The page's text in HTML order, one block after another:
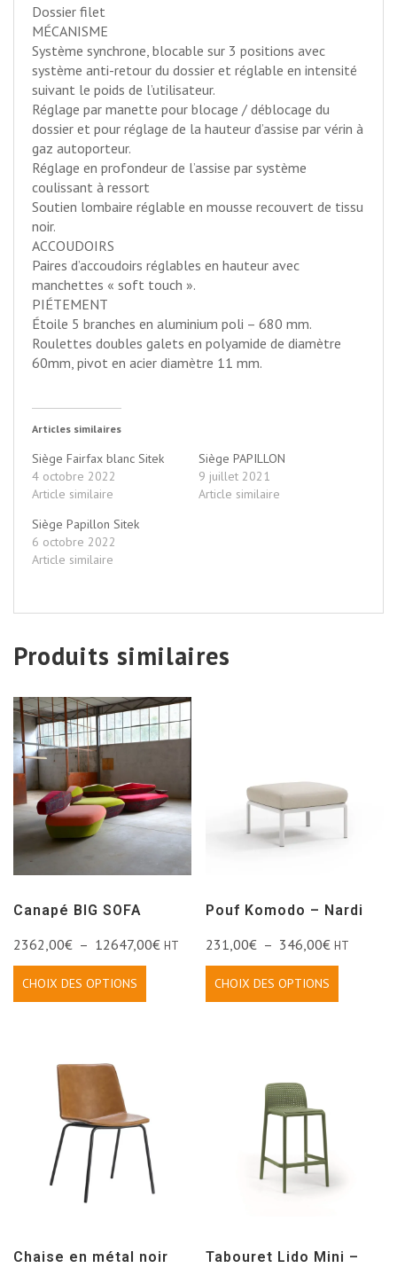
Dossier filet
MÉCANISME
Système synchrone, blocable sur 3 positions avec
système anti-retour du dossier et réglable en intensité
suivant le poids de l’utilisateur.
Réglage par manette pour blocage / déblocage du
dossier et pour réglage de la hauteur d’assise par vérin à
gaz autoporteur.
Réglage en profondeur de l’assise par système
coulissant à ressort
Soutien lombaire réglable en mousse recouvert de tissu
noir.
ACCOUDOIRS
Paires d’accoudoirs réglables en hauteur avec
manchettes « soft touch ».
PIÉTEMENT
Étoile 5 branches en aluminium poli – 680 mm.
Roulettes doubles galets en polyamide de diamètre
60mm, pivot en acier diamètre 11 mm.
Articles similaires
Siège Fairfax blanc Sitek
4 octobre 2022
Article similaire
Siège PAPILLON
9 juillet 2021
Article similaire
Siège Papillon Sitek
6 octobre 2022
Article similaire
Produits similaires
Canapé BIG SOFA
2362,00€ – 12647,00€ HT
CHOIX DES OPTIONS
Pouf Komodo – Nardi
231,00€ – 346,00€ HT
CHOIX DES OPTIONS
Chaise en métal noir
Tabouret Lido Mini –